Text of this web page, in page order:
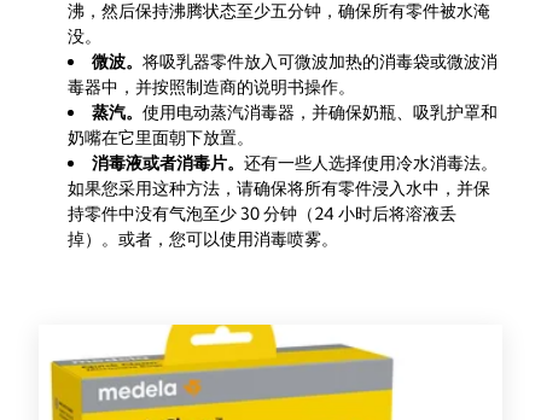
沸，然后保持沸腾状态至少五分钟，确保所有零件被水淹
没。
微波。 将吸乳器零件放入可微波加热的消毒袋或微波消
毒器中，并按照制造商的说明书操作。
蒸汽。 使用电动蒸汽消毒器，并确保奶瓶、吸乳护罩和
奶嘴在它里面朝下放置。
消毒液或者消毒片。 还有一些人选择使用冷水消毒法。
如果您采用这种方法，请确保将所有零件浸入水中，并保
持零件中没有气泡至少 30 分钟（24 小时后将溶液丢
掉）。或者，您可以使用消毒喷雾。